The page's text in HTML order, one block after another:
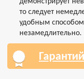
то следует
удобным
незамедлительно.